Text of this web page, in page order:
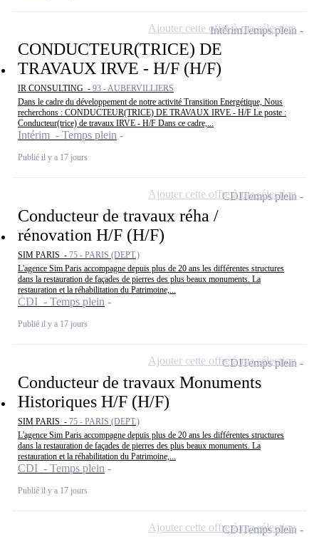
CONDUCTEUR(TRICE) DE
TRAVAUX IRVE - H/F (H/F)
IR CONSULTING - 93 - AUBERVILLIERS
Dans le cadre du développement de notre activité Transition Energétique, Nous
recherchons : CONDUCTEUR(TRICE) DE TRAVAUX IRVE - H/F Le poste :
Conducteur(trice) de travaux IRVE - H/F Dans ce cadre,...
Intérim - Temps plein
Publié il y a 17 jours
IntérimTemps plein
Ajouter cette offre à ma sélection
Conducteur de travaux réha /
rénovation H/F (H/F)
SIM PARIS - 75 - PARIS (DEPT.)
L'agence Sim Paris accompagne depuis plus de 20 ans les différentes structures
dans la restauration de façades de pierres des plus beaux monuments. La
restauration et la réhabilitation du Patrimoine,...
CDI - Temps plein
Publié il y a 17 jours
CDITemps plein
Ajouter cette offre à ma sélection
Conducteur de travaux Monuments
Historiques H/F (H/F)
SIM PARIS - 75 - PARIS (DEPT.)
L'agence Sim Paris accompagne depuis plus de 20 ans les différentes structures
dans la restauration de façades de pierres des plus beaux monuments. La
restauration et la réhabilitation du Patrimoine,...
CDI - Temps plein
Publié il y a 17 jours
CDITemps plein
Ajouter cette offre à ma sélection
CDITemps plein
Ajouter cette offre à ma sélection